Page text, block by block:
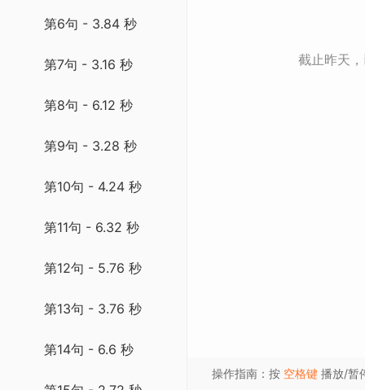
第6句 - 3.84 秒
第7句 - 3.16 秒
第8句 - 6.12 秒
第9句 - 3.28 秒
第10句 - 4.24 秒
第11句 - 6.32 秒
第12句 - 5.76 秒
第13句 - 3.76 秒
第14句 - 6.6 秒
截止昨天
操作指南：按 空格键 播放/暂